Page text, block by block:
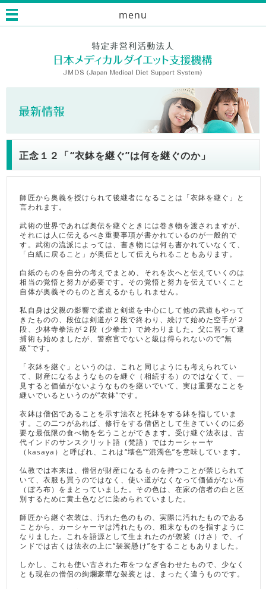
menu
正念１２「“衣鉢を継ぐ”は何を継ぐのか」
師匠から奥義を授けられて後継者になることは「衣鉢を継ぐ」と
言われます。
武術の世界であれば奥伝を継ぐときには巻き物を渡されますが、
それには人に伝えるべき重要事項が書かれているのが一般的で
す。武術の流派によっては、書き物には何も書かれていなくて、
「白紙に戻ること」が奥伝として伝えられることもあります。
白紙のものを自分の考えでまとめ、それを次へと伝えていくのは
相当の覚悟と努力が必要です。その覚悟と努力を伝えていくこと
自体が奥義そのものと言えるかもしれません。
私自身は父親の影響で柔道と剣道を中心にして他の武道もやって
きたものの、段位は剣道が２段で終わり、続けて始めた空手が２
段、少林寺拳法が２段（少拳士）で終わりました。父に習って逮
捕術も始めましたが、警察官でないと級は得られないので“無
級”です。
「衣鉢を継ぐ」というのは、これと同じようにも考えられてい
て、財産になるようなものを継ぐ（相続する）のではなくて、一
見すると価値がないようなものを継いでいて、実は重要なことを
継いでいるというのが“衣鉢”です。
衣鉢は僧侶であることを示す法衣と托鉢をする鉢を指していま
す。この二つがあれば、修行をする僧侶として生きていくのに必
要な最低限の食べ物を乞うことができます。受け継ぐ法衣は、古
代インドのサンスクリット語（梵語）ではカーシャーヤ
（kasaya）と呼ばれ、これは“壊色”“混濁色”を意味しています。
仏教では本来は、僧侶が財産になるものを持つことが禁じられて
いて、衣服も買うのではなく、使い道がなくなって価値がない布
（ぼろ布）をまとっていました。その色は、在家の信者の白と区
別するために黄土色などに染められていました。
師匠から継ぐ衣装は、汚れた色のもの、実際に汚れたものである
ことから、カーシャーヤは汚れたもの、粗末なものを指すように
なりました。これを語源として生まれたのが袈裟（けさ）で、イ
ンドでは古くは法衣の上に“袈裟懸け”をすることもありました。
しかし、これも使い古された布をつなぎ合わせたもので、少なく
とも現在の僧侶の絢爛豪華な袈裟とは、まったく違うものです。